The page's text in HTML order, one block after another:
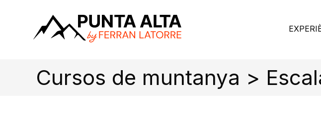
Cursos de muntanya >